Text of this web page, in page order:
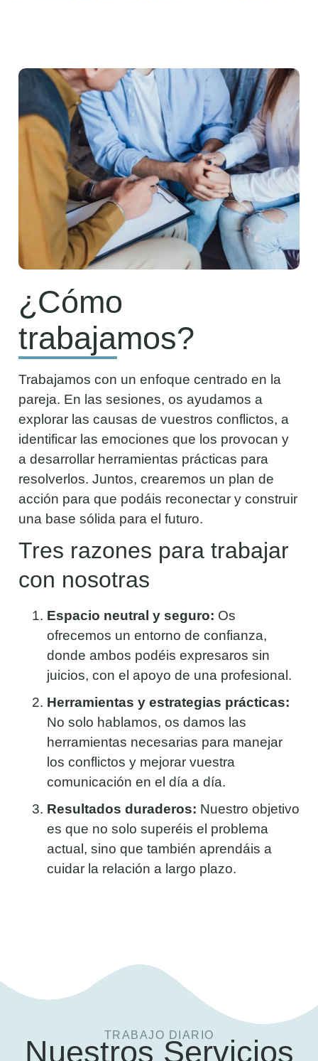
¿Cómo
trabajamos?
Trabajamos con un enfoque centrado en la
pareja. En las sesiones, os ayudamos a
explorar las causas de vuestros conflictos, a
identificar las emociones que los provocan y
a desarrollar herramientas prácticas para
resolverlos. Juntos, crearemos un plan de
acción para que podáis reconectar y construir
una base sólida para el futuro.
Tres razones para trabajar
con nosotras
Espacio neutral y seguro: Os
ofrecemos un entorno de confianza,
donde ambos podéis expresaros sin
juicios, con el apoyo de una profesional.
Herramientas y estrategias prácticas:
No solo hablamos, os damos las
herramientas necesarias para manejar
los conflictos y mejorar vuestra
comunicación en el día a día.
Resultados duraderos: Nuestro objetivo
es que no solo superéis el problema
actual, sino que también aprendáis a
cuidar la relación a largo plazo.
TRABAJO DIARIO
Nuestros Servicios